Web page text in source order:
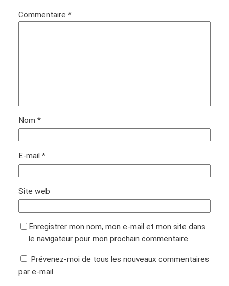
Commentaire *
Nom *
E-mail *
Site web
Enregistrer mon nom, mon e-mail et mon site dans
le navigateur pour mon prochain commentaire.
Prévenez-moi de tous les nouveaux commentaires
par e-mail.